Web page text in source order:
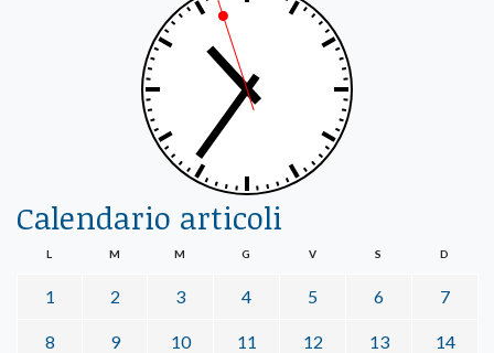
Calendario articoli
L M M G V S D
1 2 3 4 5 6 7
8 9 10 11 12 13 14